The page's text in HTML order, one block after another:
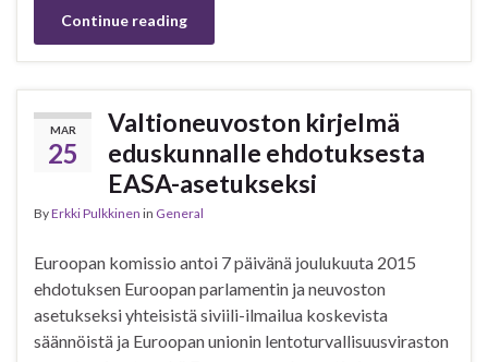
Continue reading
MAR
25
Valtioneuvoston kirjelmä
eduskunnalle ehdotuksesta
EASA-asetukseksi
ByErkki Pulkkinen in General
Euroopan komissio antoi 7 päivänä joulukuuta 2015
ehdotuksen Euroopan parlamentin ja neuvoston
asetukseksi yhteisistä siviili-ilmailua koskevista
säännöistä ja Euroopan unionin lentoturvallisuusviraston